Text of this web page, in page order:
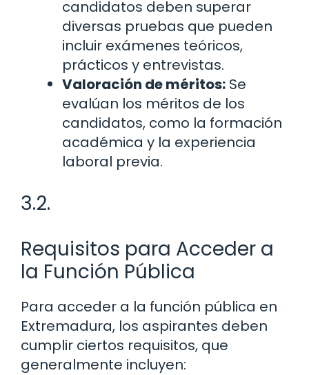
candidatos deben superar
diversas pruebas que pueden
incluir exámenes teóricos,
prácticos y entrevistas.
Valoración de méritos: Se
evalúan los méritos de los
candidatos, como la formación
académica y la experiencia
laboral previa.
3.2.
Requisitos para Acceder a
la Función Pública
Para acceder a la función pública en
Extremadura, los aspirantes deben
cumplir ciertos requisitos, que
generalmente incluyen: